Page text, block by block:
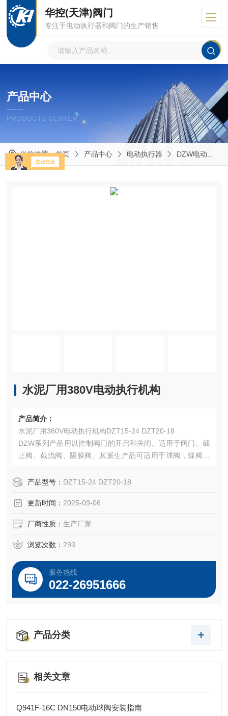
华控(天津)阀门
专注于电动执行器和阀门的生产销售
产品中心
PRODUCTS CENTER
当前位置：首页 产品中心 电动执行器 DZW电动执行器
水泥厂用380V电动执行机构
产品简介：
水泥厂用380V电动执行机构DZT15-24 DZT20-18
DZW系列产品用以控制阀门的开启和关闭。适用于阀门、截
止阀、截流阀、隔膜阀、其派生产品可适用于球阀，蝶阀和
控，集控和自动控制的不可少的驱动装置。
产品型号： DZT15-24 DZT20-18
更新时间： 2025-09-06
厂商性质： 生产厂家
浏览次数： 293
服务热线
022-26951666
产品分类
相关文章
Q941F-16C DN150电动球阀安装指南